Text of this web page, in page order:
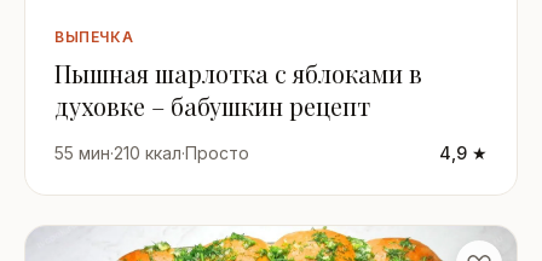
ВЫПЕЧКА
Пышная шарлотка с яблоками в
духовке – бабушкин рецепт
55 мин·210 ккал·Просто 4,9 ★